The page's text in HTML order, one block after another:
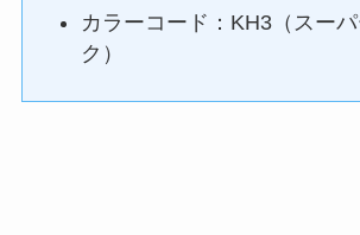
カラーコード：KH3（スー
ク）